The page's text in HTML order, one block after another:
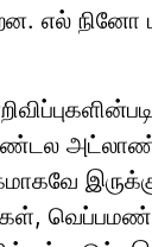
எல் நினோ